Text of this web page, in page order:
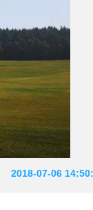
2018-07-06